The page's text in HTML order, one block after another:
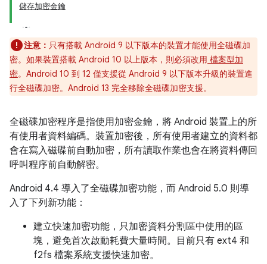
儲存加密金鑰
注意： 只有搭載 Android 9 以下版本的裝置才能使用全磁碟加
密。如果裝置搭載 Android 10 以上版本，則必須改用 檔案型加
密。Android 10 到 12 僅支援從 Android 9 以下版本升級的裝置進
行全磁碟加密。Android 13 完全移除全磁碟加密支援。
全磁碟加密程序是指使用加密金鑰，將 Android 裝置上的所
有使用者資料編碼。裝置加密後，所有使用者建立的資料都
會在寫入磁碟前自動加密，所有讀取作業也會在將資料傳回
呼叫程序前自動解密。
Android 4.4 導入了全磁碟加密功能，而 Android 5.0 則導
入了下列新功能：
建立快速加密功能，只加密資料分割區中使用的區
塊，避免首次啟動耗費大量時間。目前只有 ext4 和
f2fs 檔案系統支援快速加密。